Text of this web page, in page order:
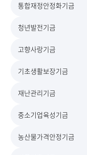
통합재정안정화기금
청년발전기금
고향사랑기금
기초생활보장기금
재난관리기금
중소기업육성기금
농산물가격안정기금